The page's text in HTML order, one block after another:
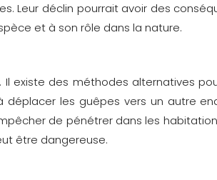
Leur déclin pourrait avoir des
et à son rôle dans la nature.
existe des méthodes alternatives
les guêpes vers un autre
de pénétrer dans les
être dangereuse.